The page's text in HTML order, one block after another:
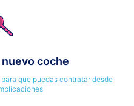
coche
que puedas contratar desde